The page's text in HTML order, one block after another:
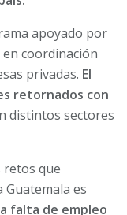
apoyado por
coordinación
privadas. El
retornados con
distintos sectores
retos que
es
falta de empleo